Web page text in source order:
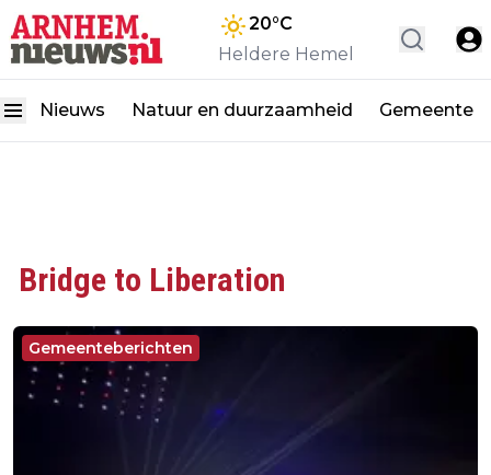
20°C
Heldere Hemel
Nieuws Natuur en duurzaamheid Gemeente
Bridge to Liberation
Gemeenteberichten